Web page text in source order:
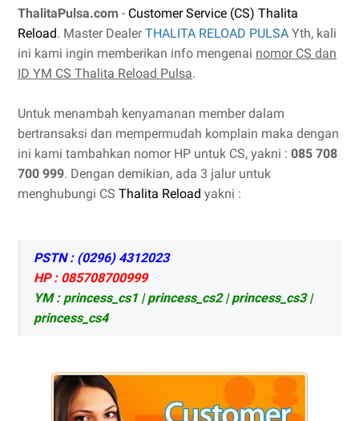
ThalitaPulsa.com - Customer Service (CS) Thalita
Reload. Master DealerTHALITA RELOAD PULSA Yth, kali
ini kami ingin memberikan info mengenai nomor CS dan
ID YM CS Thalita Reload Pulsa.
Untuk menambah kenyamanan member dalam
bertransaksi dan mempermudah komplain maka dengan
ini kami tambahkan nomor HP untuk CS, yakni : 085 708
700 999. Dengan demikian, ada 3 jalur untuk
menghubungi CS Thalita Reload yakni :
PSTN : (0296) 4312023
HP : 085708700999
YM : princess_cs1 | princess_cs2 | princess_cs3 |
princess_cs4